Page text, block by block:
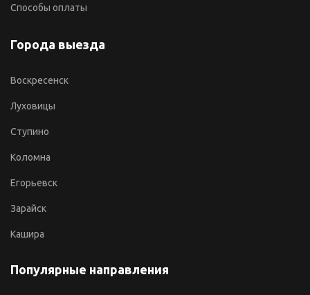
Способы оплаты
Города выезда
Воскресенск
Луховицы
Ступино
Коломна
Егорьевск
Зарайск
Кашира
Популярные направления